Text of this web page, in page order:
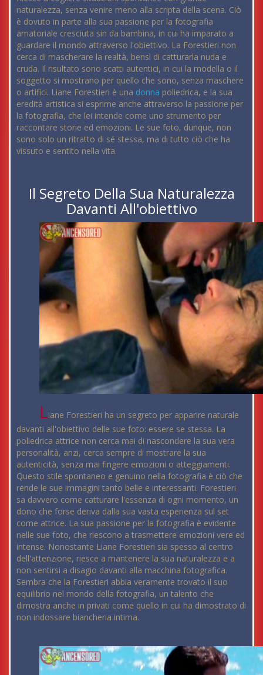
naturalezza, senza venire meno alla scripta della scena. Ciò
è dovuto in parte alla sua passione per la fotografia
amatoriale cresciuta sin da bambina, in cui ha imparato a
guardare il mondo attraverso l'obiettivo. La Forestieri non
cerca di mascherare la realtà, bensì di catturarla nuda e
cruda. Il risultato sono scatti autentici, in cui la modella o il
soggetto si mostrano per quello che sono, senza maschere
o artifici. Liane Forestieri è una donna poliedrica, e la sua
eredità artistica si esprime anche attraverso la passione per
la fotografia, che lei intende come uno strumento per
raccontare storie ed emozioni. Le sue foto, dunque, non
sono solo un ritratto di sé stessa, ma di tutto ciò che ha
vissuto e sentito nella vita.
Il Segreto Della Sua Naturalezza
Davanti All'obiettivo
Liane Forestieri ha un segreto per apparire naturale
davanti all'obiettivo delle sue foto: essere se stessa. La
poliedrica attrice non cerca mai di nascondere la sua vera
personalità, anzi, cerca sempre di mostrare la sua
autenticità, senza mai fingere emozioni o atteggiamenti.
Questo stile spontaneo e genuino nella fotografia è ciò che
rende le sue immagini tanto belle e interessanti. Forestieri
sa davvero come catturare l'essenza di ogni momento, un
dono che forse deriva dalla sua vasta esperienza sul set
come attrice. La sua passione per la fotografia è evidente
nelle sue foto, che riescono a trasmettere emozioni vere ed
intense. Nonostante Liane Forestieri sia spesso al centro
dell'attenzione, riesce a mantenere la sua naturalezza e a
non sentirsi a disagio davanti alla macchina fotografica.
Sembra che la Forestieri abbia veramente trovato il suo
equilibrio nel mondo della fotografia, un talento che
dimostra anche in privati come quello in cui ha dimostrato di
non indossare biancheria intima.